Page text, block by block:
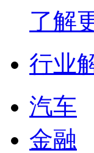
了解
行业
汽车
金融